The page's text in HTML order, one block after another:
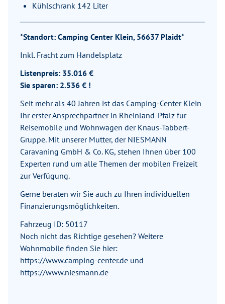
Kühlschrank 142 Liter
*Standort: Camping Center Klein, 56637 Plaidt*
Inkl. Fracht zum Handelsplatz
Listenpreis: 35.016 €
Sie sparen: 2.536 € !
Seit mehr als 40 Jahren ist das Camping-Center Klein
Ihr erster Ansprechpartner in Rheinland-Pfalz für
Reisemobile und Wohnwagen der Knaus-Tabbert-
Gruppe. Mit unserer Mutter, der NIESMANN
Caravaning GmbH & Co. KG, stehen Ihnen über 100
Experten rund um alle Themen der mobilen Freizeit
zur Verfügung.
Gerne beraten wir Sie auch zu Ihren individuellen
Finanzierungsmöglichkeiten.
Fahrzeug ID: 50117
Noch nicht das Richtige gesehen? Weitere
Wohnmobile finden Sie hier:
https://www.camping-center.de und
https://www.niesmann.de